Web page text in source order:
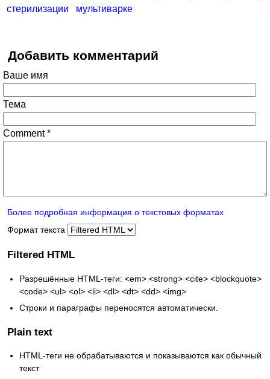
стерилизации
мультиварке
Добавить комментарий
Ваше имя
Тема
Comment*
Более подробная информация о текстовых форматах
Формат текста
Filtered HTML
Разрешённые HTML-теги: <em> <strong> <cite> <blockquote>
<code> <ul> <ol> <li> <dl> <dt> <dd> <img>
Строки и параграфы переносятся автоматически.
Plain text
HTML-теги не обрабатываются и показываются как обычный
текст